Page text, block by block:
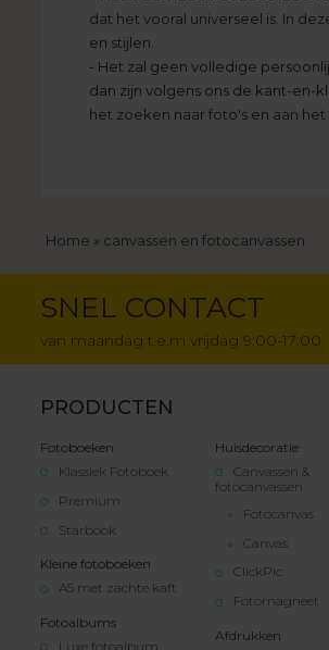
dat het vooral universeel is. In
en stijlen.
- Het zal geen volledige
dan zijn volgens ons de kant-en-
het zoeken naar foto's en aan
Kruimelpad
Home canvassen en fotocanvassen
SNEL CONTACT
van maandag t.e.m vrijdag 9:00-17:00
PRODUCTEN
Fotoboeken
Klassiek Fotoboek
Premium
Starbook
Kleine fotoboeken
A5 met zachte kaft
Fotoalbums
Luxe fotoalbum
Huisdecoratie
Canvassen &
fotocanvassen
Fotocanvas
Canvas
ClickPic
Fotomagneet
Afdrukken